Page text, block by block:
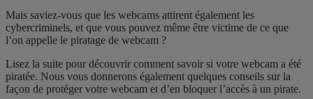
Mais saviez-vous que les webcams attirent également les
cybercriminels, et que vous pouvez même être victime de ce que
l’on appelle le piratage de webcam ?
Lisez la suite pour découvrir comment savoir si votre webcam a été
piratée. Nous vous donnerons également quelques conseils sur la
façon de protéger votre webcam et d’en bloquer l’accès à un pirate.